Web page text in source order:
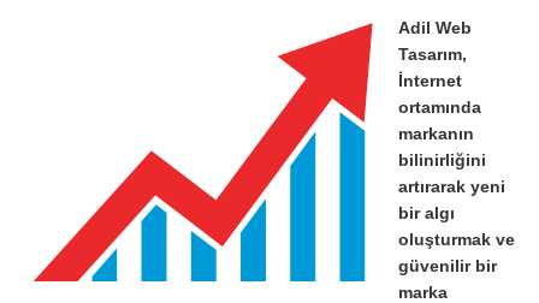
Adil Web
Tasarım,
İnternet
ortamında
markanın
bilinirliğini
artırarak yeni
bir algı
oluşturmak ve
güvenilir bir
marka